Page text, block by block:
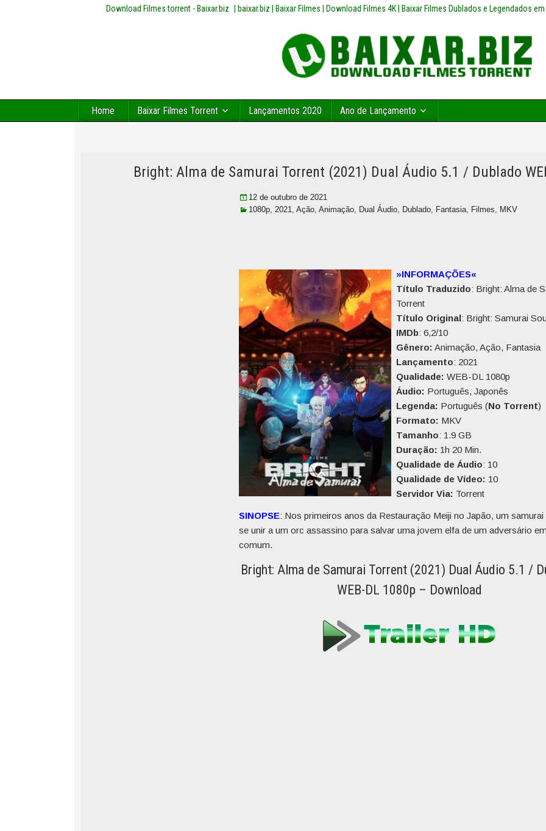
Download Filmes torrent - Baixar.biz | baixar.biz | Baixar Filmes | Download Filmes 4K | Baixar Filmes Dublados e Legendados
Home Baixar Filmes Torrent Lançamentos 2020 Ano de Lançamento
Bright: Alma de Samurai Torrent (2021) Dual Áudio 5.1 / Dublado
12 de outubro de 2021
1080p, 2021, Ação, Animação, Dual Áudio, Dublado, Fantasia, Filmes, MKV
»INFORMAÇÕES«
Título Traduzido: Bright: Alma de
Torrent
Título Original: Bright: Samurai
IMDb: 6,2/10
Gênero: Animação, Ação, Fantasia
Lançamento: 2021
Qualidade: WEB-DL 1080p
Áudio: Português, Japonês
Legenda: Português (No Torrent)
Formato: MKV
Tamanho: 1.9 GB
Duração: 1h 20 Min.
Qualidade de Áudio: 10
Qualidade de Vídeo: 10
Servidor Via: Torrent
SINOPSE: Nos primeiros anos da Restauração Meiji no Japão, um samurai
se unir a um orc assassino para salvar uma jovem elfa de um adversário
comum.
Bright: Alma de Samurai Torrent (2021) Dual Áudio 5.1 /
WEB-DL 1080p – Download